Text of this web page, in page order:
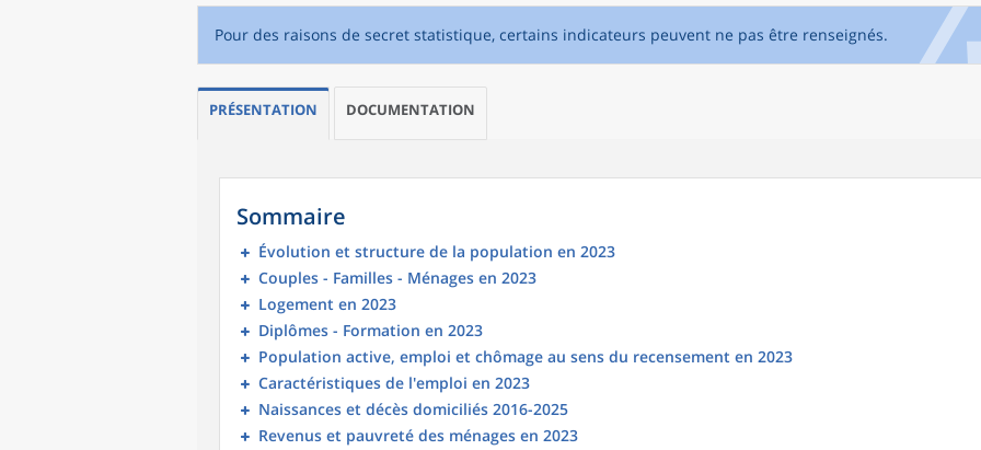
Pour des raisons de secret statistique, certains indicateurs peuvent ne pas être renseignés.
PRÉSENTATION DOCUMENTATION
Sommaire
Évolution et structure de la population en 2023
Couples - Familles - Ménages en 2023
Logement en 2023
Diplômes - Formation en 2023
Population active, emploi et chômage au sens du recensement en 2023
Caractéristiques de l'emploi en 2023
Naissances et décès domiciliés 2016-2025
Revenus et pauvreté des ménages en 2023